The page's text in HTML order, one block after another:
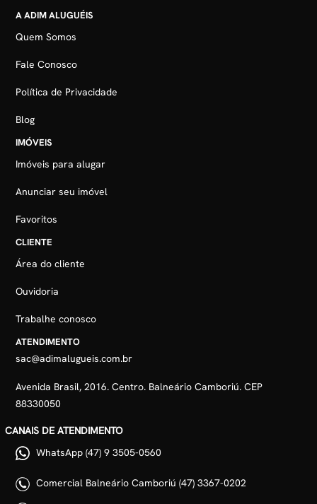
A ADIM ALUGUÉIS
Quem Somos
Fale Conosco
Política de Privacidade
Blog
IMÓVEIS
Imóveis para alugar
Anunciar seu imóvel
Favoritos
CLIENTE
Área do cliente
Ouvidoria
Trabalhe conosco
ATENDIMENTO
sac@adimalugueis.com.br
Avenida Brasil, 2016. Centro. Balneário Camboriú. CEP
88330050
CANAIS DE ATENDIMENTO
WhatsApp (47) 9 3505-0560
Comercial Balneário Camboriú (47) 3367-0202